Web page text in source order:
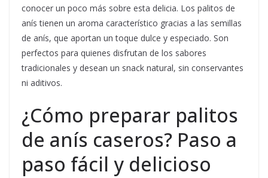
conocer un poco más sobre esta delicia. Los palitos de
anís tienen un aroma característico gracias a las semillas
de anís, que aportan un toque dulce y especiado. Son
perfectos para quienes disfrutan de los sabores
tradicionales y desean un snack natural, sin conservantes
ni aditivos.
¿Cómo preparar palitos
de anís caseros? Paso a
paso fácil y delicioso